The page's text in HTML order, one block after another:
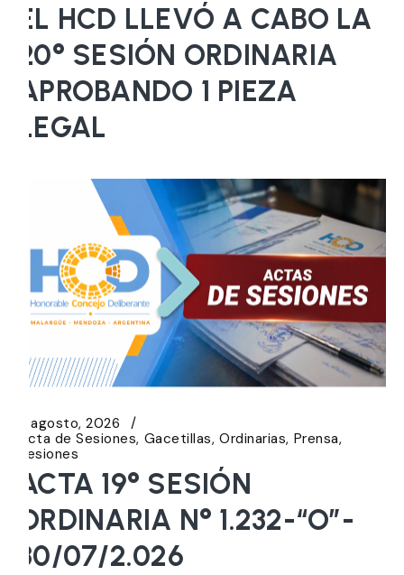
EL HCD LLEVÓ A CABO LA
20° SESIÓN ORDINARIA
APROBANDO 1 PIEZA
LEGAL
5 agosto, 2026
Acta de Sesiones Gacetillas Ordinarias Prensa
Sesiones
ACTA 19° SESIÓN
ORDINARIA N° 1.232-“O”-
30/07/2.026